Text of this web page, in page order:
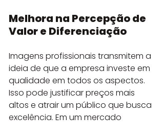
Melhora na Percepção de
Valor e Diferenciação
Imagens profissionais transmitem a
ideia de que a empresa investe em
qualidade em todos os aspectos.
Isso pode justificar preços mais
altos e atrair um público que busca
excelência. Em um mercado